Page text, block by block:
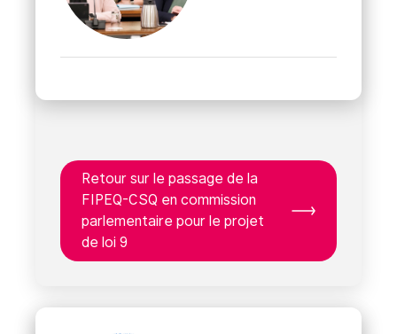
Retour sur le passage de la
FIPEQ-CSQ en commission
parlementaire pour le projet
de loi 9